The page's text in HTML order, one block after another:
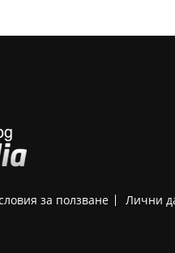
за ползване Лични